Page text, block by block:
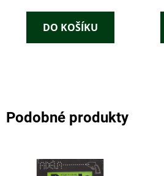
DO KOŠÍKU
Podobné produkty